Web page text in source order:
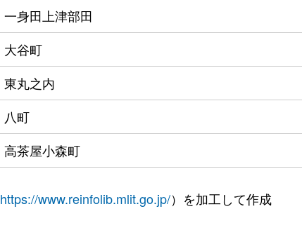
一身田上津部田
大谷町
東丸之内
八町
高茶屋小森町
https://www.reinfolib.mlit.go.jp/）を加工して作成